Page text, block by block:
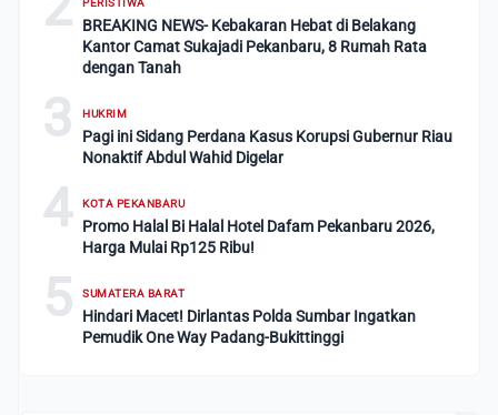
PERISTIWA
BREAKING NEWS- Kebakaran Hebat di Belakang
Kantor Camat Sukajadi Pekanbaru, 8 Rumah Rata
dengan Tanah
3 HUKRIM
Pagi ini Sidang Perdana Kasus Korupsi Gubernur Riau
Nonaktif Abdul Wahid Digelar
4 KOTA PEKANBARU
Promo Halal Bi Halal Hotel Dafam Pekanbaru 2026,
Harga Mulai Rp125 Ribu!
5 SUMATERA BARAT
Hindari Macet! Dirlantas Polda Sumbar Ingatkan
Pemudik One Way Padang-Bukittinggi